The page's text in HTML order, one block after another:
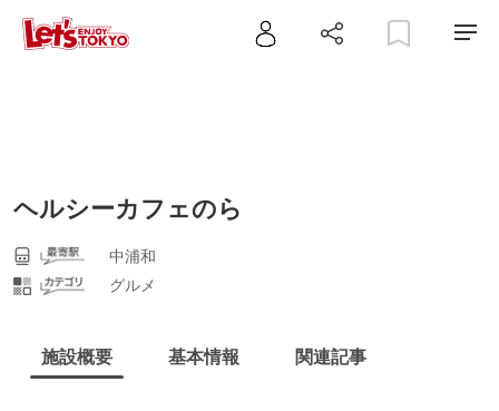
ヘルシーカフェのら
中浦和
グルメ
施設概要 基本情報 関連記事